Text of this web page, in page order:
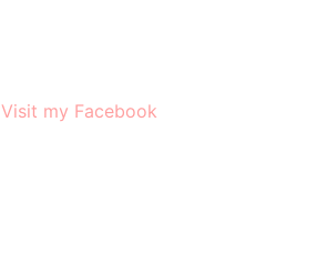
Visit my Facebook